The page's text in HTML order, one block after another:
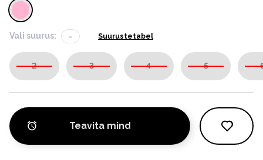
Vali suurus: - Suurustetabel
2 3 4 5
Teavita mind